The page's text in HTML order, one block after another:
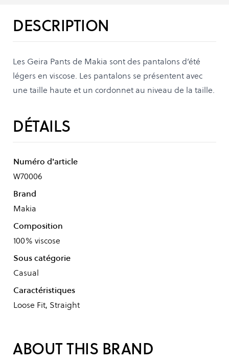
DESCRIPTION
Les Geira Pants de Makia sont des pantalons d’été
légers en viscose. Les pantalons se présentent avec
une taille haute et un cordonnet au niveau de la taille.
DÉTAILS
Numéro d'article
W70006
Brand
Makia
Composition
100% viscose
Sous catégorie
Casual
Caractéristiques
Loose Fit, Straight
ABOUT THIS BRAND